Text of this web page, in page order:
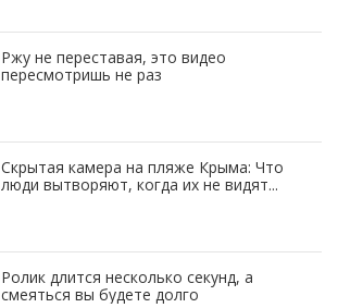
Ржу не переставая, это видео
пересмотришь не раз
Скрытая камера на пляже Крыма: Что
люди вытворяют, когда их не видят...
Ролик длится несколько секунд, а
смеяться вы будете долго